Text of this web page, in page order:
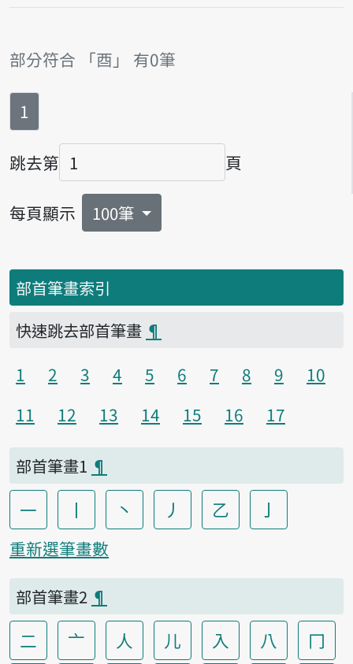
部分符合 「酉」 有0筆
第
1
跳去第
頁碼
頁
每頁顯示 100筆
部首筆畫索引
快速跳去部首筆畫 ¶
1
2 3 4 5 6 7 8 9
10
11
12 13 14 15 16 17
部首筆畫1 ¶
一 丨 丶 丿 乙 亅
重新選筆畫數
部首筆畫2 ¶
二 亠 人 儿 入 八
冂